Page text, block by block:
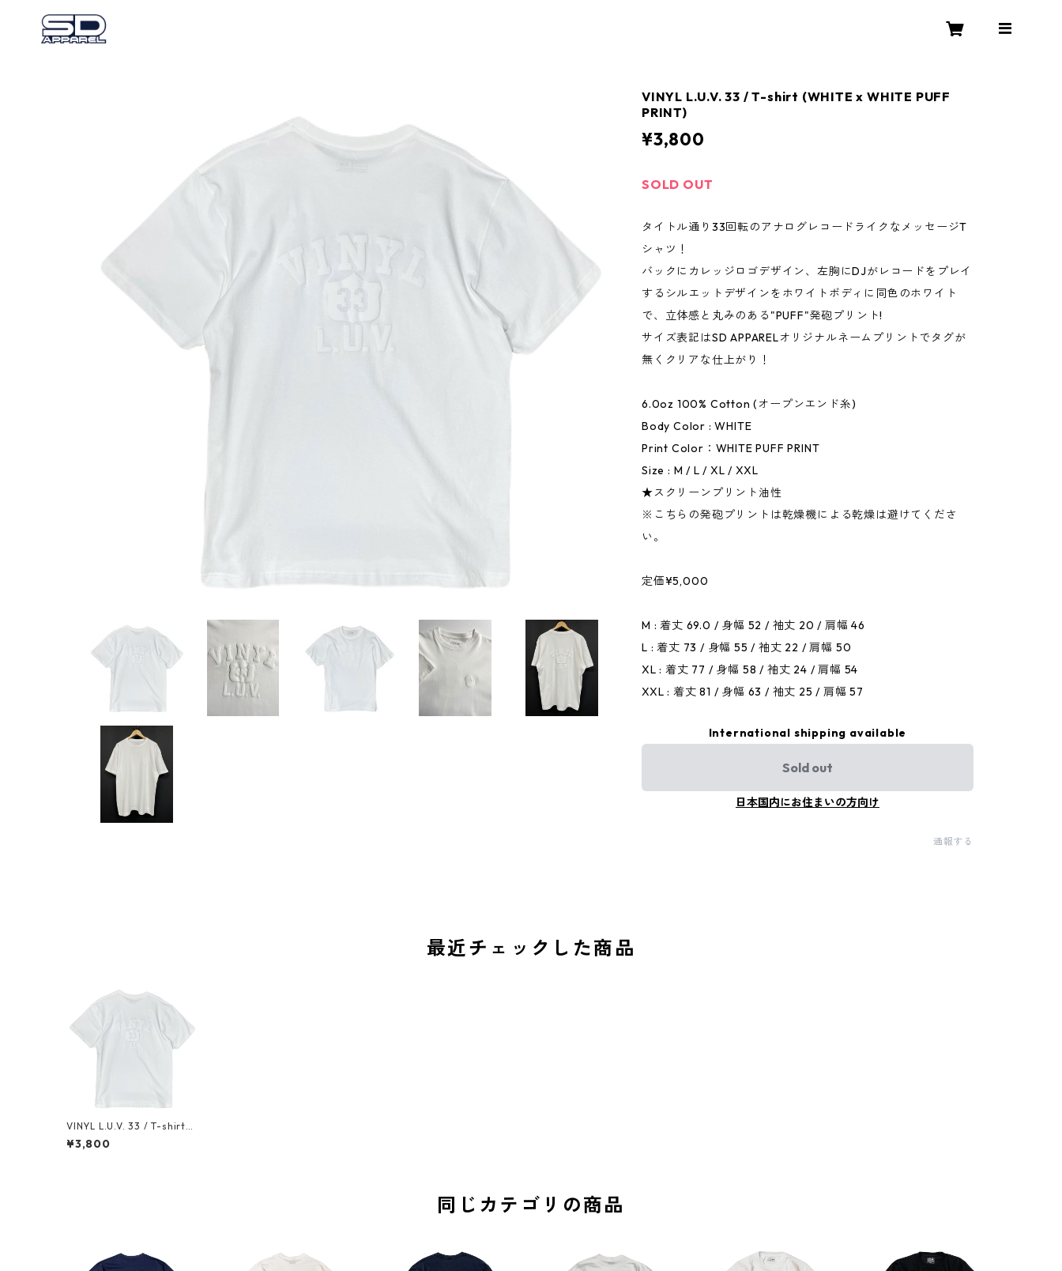
VINYL L.U.V. 33 / T-shirt (WHITE x WHITE PUFF
PRINT)
¥3,800
SOLD OUT
タイトル通り33回転のアナログレコードライクなメッセージT
シャツ！
バックにカレッジロゴデザイン、左胸にDJがレコードをプレイ
するシルエットデザインをホワイトボディに同色のホワイト
で、立体感と丸みのある"PUFF"発砲プリント!
サイズ表記はSD APPARELオリジナルネームプリントでタグが
無くクリアな仕上がり！
6.0oz 100% Cotton (オープンエンド糸)
Body Color : WHITE
Print Color：WHITE PUFF PRINT
Size : M / L / XL / XXL
★スクリーンプリント油性
※こちらの発砲プリントは乾燥機による乾燥は避けてくださ
い。
定価¥5,000
M : 着丈 69.0 / 身幅 52 / 袖丈 20 / 肩幅 46
L : 着丈 73 / 身幅 55 / 袖丈 22 / 肩幅 50
XL : 着丈 77 / 身幅 58 / 袖丈 24 / 肩幅 54
XXL : 着丈 81 / 身幅 63 / 袖丈 25 / 肩幅 57
International shipping available
Sold out
日本国内にお住まいの方向け
通報する
最近チェックした商品
VINYL L.U.V. 33 / T-shirt
(WHITE x WHITE PUFF PRI
NT)
¥3,800
同じカテゴリの商品